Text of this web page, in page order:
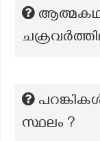
സ്ഥലം ?